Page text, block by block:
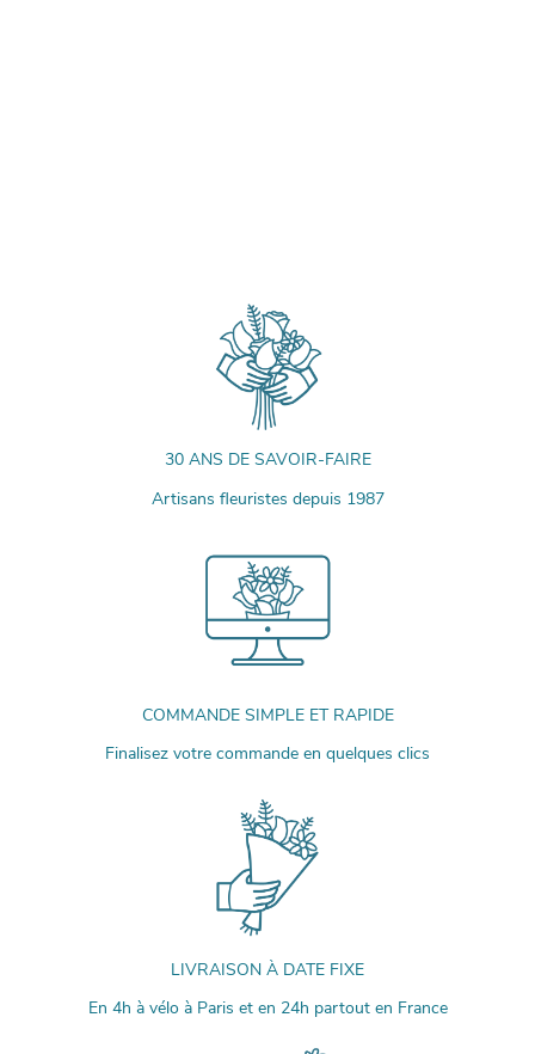
30 ANS DE SAVOIR-FAIRE
Artisans fleuristes depuis 1987
COMMANDE SIMPLE ET RAPIDE
Finalisez votre commande en quelques clics
LIVRAISON À DATE FIXE
En 4h à vélo à Paris et en 24h partout en France